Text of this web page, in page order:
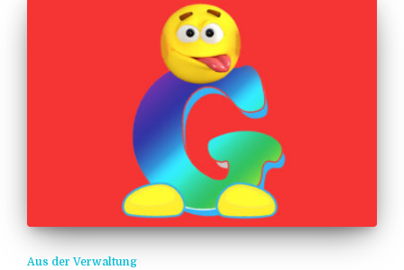
Aus der Verwaltung